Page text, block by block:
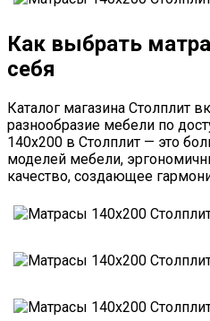
Как выбрать
себя
Каталог магазина Столплит
разнообразие мебели по
140х200 в Столплит — это
моделей мебели,
качество, создающее